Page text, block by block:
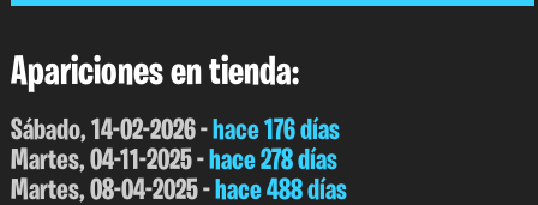
Apariciones en tienda:
Sábado, 14-02-2026 -hace 176 días
Martes, 04-11-2025 -hace 278 días
Martes, 08-04-2025 -hace 488 días